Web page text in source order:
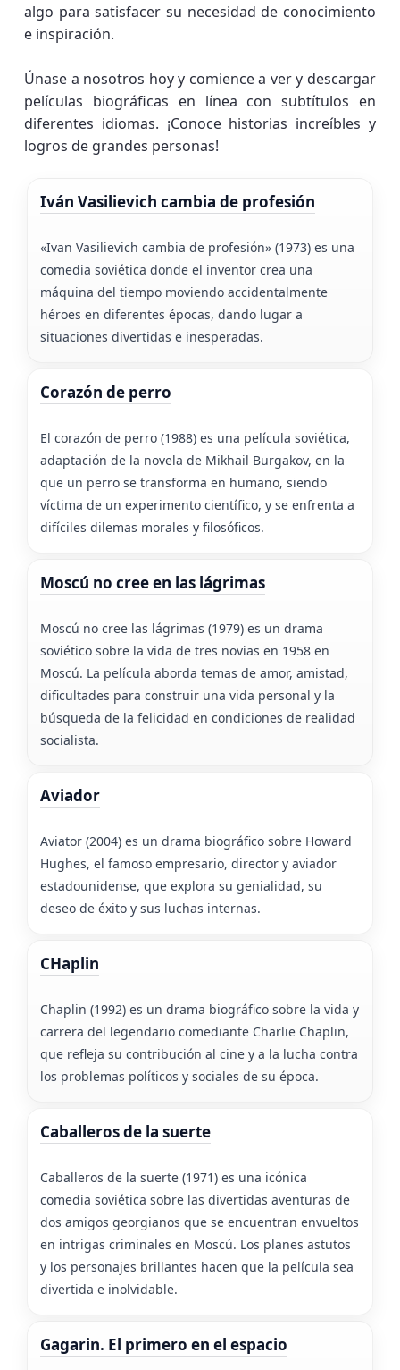
algo para satisfacer su necesidad de conocimiento
e inspiración.
Únase a nosotros hoy y comience a ver y descargar
películas biográficas en línea con subtítulos en
diferentes idiomas. ¡Conoce historias increíbles y
logros de grandes personas!
Iván Vasilievich cambia de profesión
«Ivan Vasilievich cambia de profesión» (1973) es una
comedia soviética donde el inventor crea una
máquina del tiempo moviendo accidentalmente
héroes en diferentes épocas, dando lugar a
situaciones divertidas e inesperadas.
Corazón de perro
El corazón de perro (1988) es una película soviética,
adaptación de la novela de Mikhail Burgakov, en la
que un perro se transforma en humano, siendo
víctima de un experimento científico, y se enfrenta a
difíciles dilemas morales y filosóficos.
Moscú no cree en las lágrimas
Moscú no cree las lágrimas (1979) es un drama
soviético sobre la vida de tres novias en 1958 en
Moscú. La película aborda temas de amor, amistad,
dificultades para construir una vida personal y la
búsqueda de la felicidad en condiciones de realidad
socialista.
Aviador
Aviator (2004) es un drama biográfico sobre Howard
Hughes, el famoso empresario, director y aviador
estadounidense, que explora su genialidad, su
deseo de éxito y sus luchas internas.
CHaplin
Chaplin (1992) es un drama biográfico sobre la vida y
carrera del legendario comediante Charlie Chaplin,
que refleja su contribución al cine y a la lucha contra
los problemas políticos y sociales de su época.
Caballeros de la suerte
Caballeros de la suerte (1971) es una icónica
comedia soviética sobre las divertidas aventuras de
dos amigos georgianos que se encuentran envueltos
en intrigas criminales en Moscú. Los planes astutos
y los personajes brillantes hacen que la película sea
divertida e inolvidable.
Gagarin. El primero en el espacio